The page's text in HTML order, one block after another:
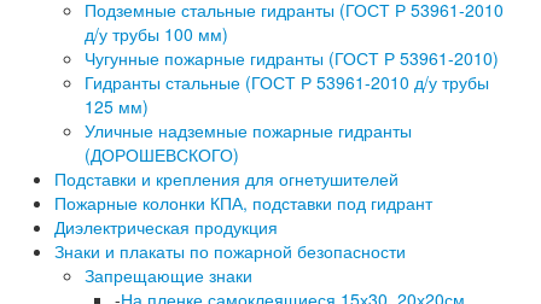
Подземные стальные гидранты (ГОСТ Р 53961-2010
д/у трубы 100 мм)
Чугунные пожарные гидранты (ГОСТ Р 53961-2010)
Гидранты стальные (ГОСТ Р 53961-2010 д/у трубы
125 мм)
Уличные надземные пожарные гидранты
(ДОРОШЕВСКОГО)
Подставки и крепления для огнетушителей
Пожарные колонки КПА, подставки под гидрант
Диэлектрическая продукция
Знаки и плакаты по пожарной безопасности
Запрещающие знаки
-На пленке самоклеящиеся 15х30, 20х20см